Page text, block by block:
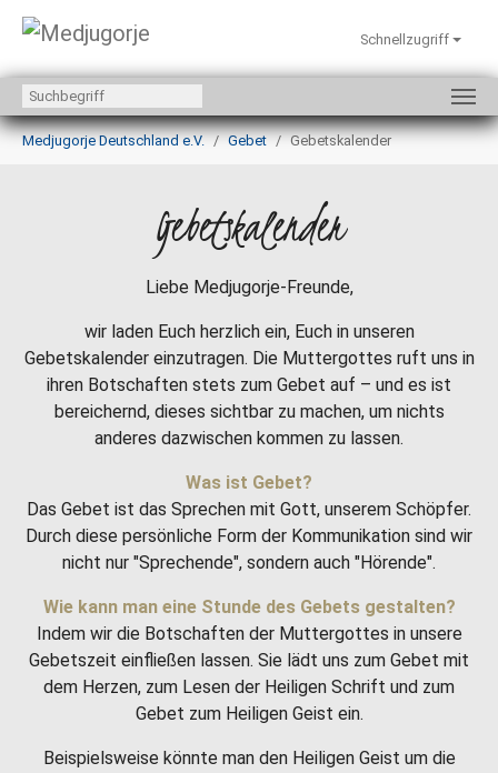
Zum Hauptinhalt springen
Schnellzugriff
Sie sind hier:
Medjugorje Deutschland e.V.
Gebet Gebetskalender
Gebetskalender
Liebe Medjugorje-Freunde,
wir laden Euch herzlich ein, Euch in unseren
Gebetskalender einzutragen. Die Muttergottes ruft uns in
ihren Botschaften stets zum Gebet auf – und es ist
bereichernd, dieses sichtbar zu machen, um nichts
anderes dazwischen kommen zu lassen.
Was ist Gebet?
Das Gebet ist das Sprechen mit Gott, unserem Schöpfer.
Durch diese persönliche Form der Kommunikation sind wir
nicht nur "Sprechende", sondern auch "Hörende".
Wie kann man eine Stunde des Gebets gestalten?
Indem wir die Botschaften der Muttergottes in unsere
Gebetszeit einfließen lassen. Sie lädt uns zum Gebet mit
dem Herzen, zum Lesen der Heiligen Schrift und zum
Gebet zum Heiligen Geist ein.
Beispielsweise könnte man den Heiligen Geist um die